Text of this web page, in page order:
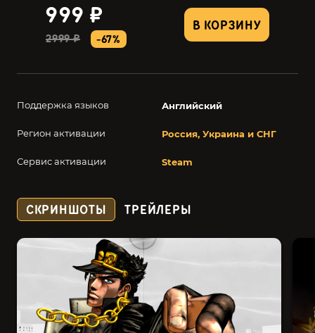
В КОРЗИНУ
999 ₽
2999 ₽ -67%
Поддержка языков Английский
Регион активации Россия, Украина и СНГ
Сервис активации Steam
СКРИНШОТЫ ТРЕЙЛЕРЫ